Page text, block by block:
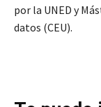
por la UNED y
datos (CEU).